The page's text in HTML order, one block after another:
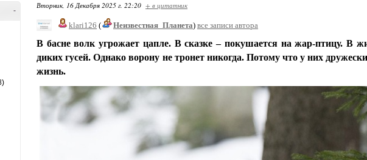
-
Вторник, 16 Декабря 2025 г. 22:20 + в цитатник
klari126 ( Неизвестная_Планета) все записи автора
В басне волк угрожает цапле. В сказке – покушается на жар-птицу. В
диких гусей. Однако ворону не тронет никогда. Потому что у них
жизнь.